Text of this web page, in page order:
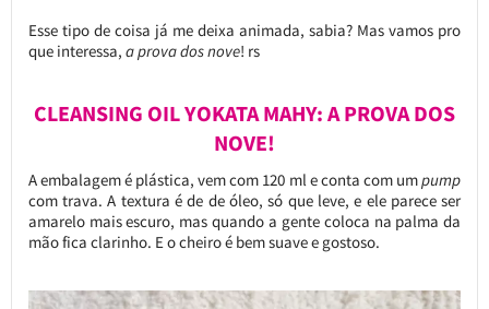
Esse tipo de coisa já me deixa animada, sabia? Mas vamos pro
que interessa, a prova dos nove! rs
CLEANSING OIL YOKATA MAHY: A PROVA DOS
NOVE!
A embalagem é plástica, vem com 120 ml e conta com umpump
com trava. A textura é de de óleo, só que leve, e ele parece ser
amarelo mais escuro, mas quando a gente coloca na palma da
mão fica clarinho. E o cheiro é bem suave e gostoso.